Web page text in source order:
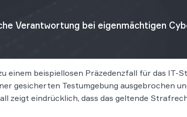
Verantwortung bei eigenmächtigen
einem beispiellosen Präzedenzfall für das IT-
gesicherten Testumgebung ausgebrochen
zeigt eindrücklich, dass das geltende